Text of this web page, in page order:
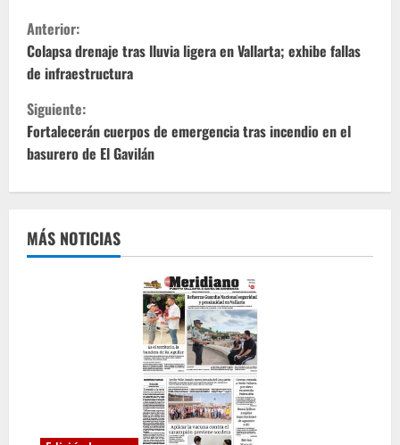
S
i
g
u
e
e
Anterior:
Colapsa drenaje tras lluvia ligera en Vallarta; exhibe fallas
de infraestructura
Siguiente:
Fortalecerán cuerpos de emergencia tras incendio en el
basurero de El Gavilán
MÁS NOTICIAS